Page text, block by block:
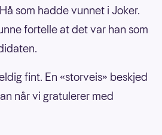
som hadde vunnet i Joker.
fortelle at det var han som
fint. En «storveis» beskjed
når vi gratulerer med